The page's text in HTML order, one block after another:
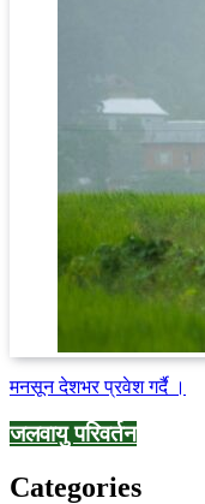
मनसून देशभर प्रवेश गर्दै ।
जलवायु परिवर्तन
Categories